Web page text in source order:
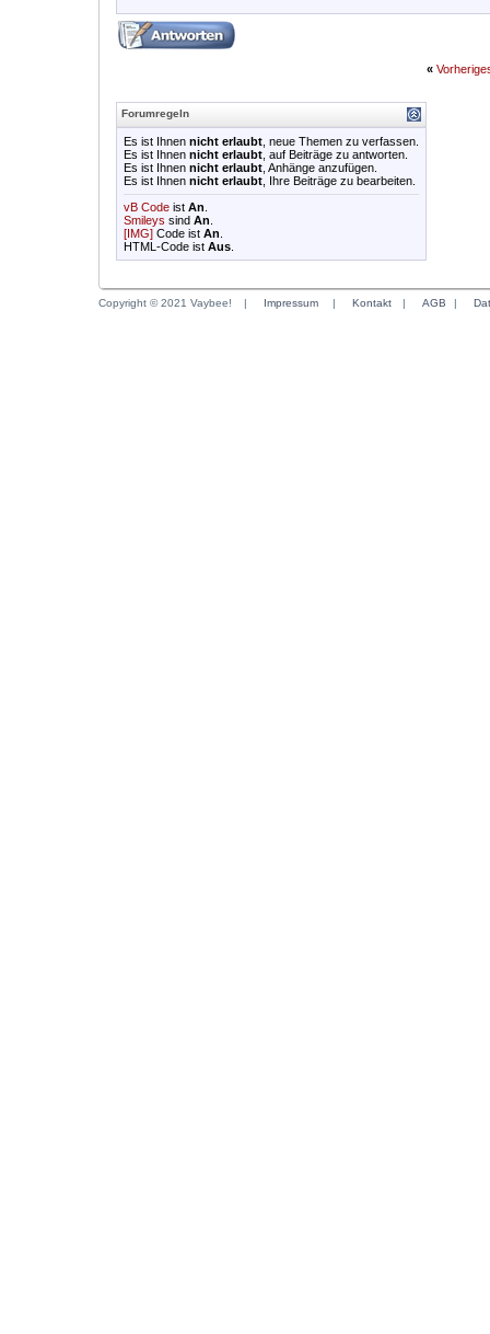
«
Forumregeln
Es ist Ihnen nicht erlaubt , neue Themen zu verfassen.
Es ist Ihnen nicht erlaubt , auf Beiträge zu antworten.
Es ist Ihnen nicht erlaubt , Anhänge anzufügen.
Es ist Ihnen nicht erlaubt , Ihre Beiträge zu bearbeiten.
vB Code ist An
Smileys sind An
[IMG] Code ist An
HTML-Code ist Aus
Copyright © 2021 Vaybee! | Impressum | Kontakt | AGB |